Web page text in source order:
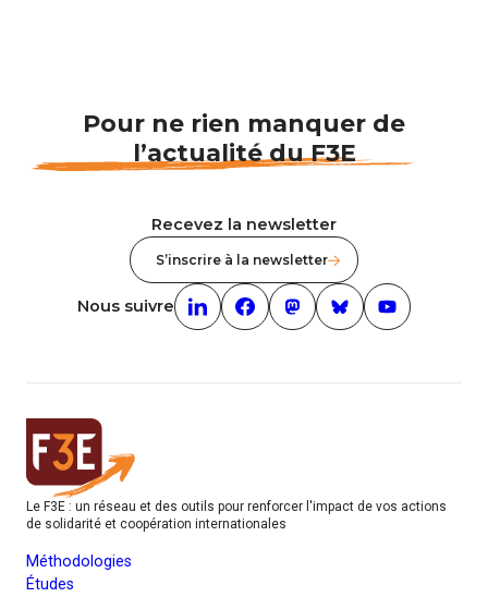
Pour ne rien manquer de
l’actualité du F3E
Recevez la newsletter
S’inscrire à la newsletter
Nous suivre Linkedin (nouvelle fenêtre)
Facebook (nouvelle fenêtre)
mastodon (nouvelle
Bluesky (nouvelle
Youtube
Le F3E : un réseau et des outils pour renforcer l'impact de vos actions
de solidarité et coopération internationales
Méthodologies
Études